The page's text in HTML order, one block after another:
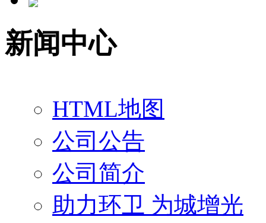
新闻中心
HTML地图
公司公告
公司简介
助力环卫 为城增光